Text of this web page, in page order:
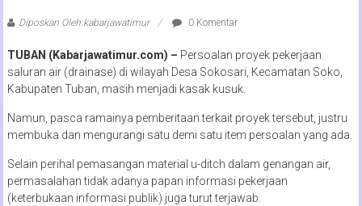
Diposkan Oleh:kabarjawatimur 0 Komentar
TUBAN (Kabarjawatimur.com) – Persoalan proyek pekerjaan
saluran air (drainase) di wilayah Desa Sokosari, Kecamatan Soko,
Kabupaten Tuban, masih menjadi kasak kusuk.
Namun, pasca ramainya pemberitaan terkait proyek tersebut, justru
membuka dan mengurangi satu demi satu item persoalan yang ada.
Selain perihal pemasangan material u-ditch dalam genangan air,
permasalahan tidak adanya papan informasi pekerjaan
(keterbukaan informasi publik) juga turut terjawab.